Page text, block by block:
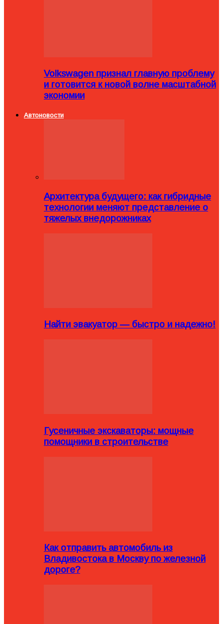
Volkswagen признал главную проблему
и готовится к новой волне масштабной
экономии
Автоновости
Архитектура будущего: как гибридные
технологии меняют представление о
тяжелых внедорожниках
Найти эвакуатор — быстро и надежно!
Гусеничные экскаваторы: мощные
помощники в строительстве
Как отправить автомобиль из
Владивостока в Москву по железной
дороге?